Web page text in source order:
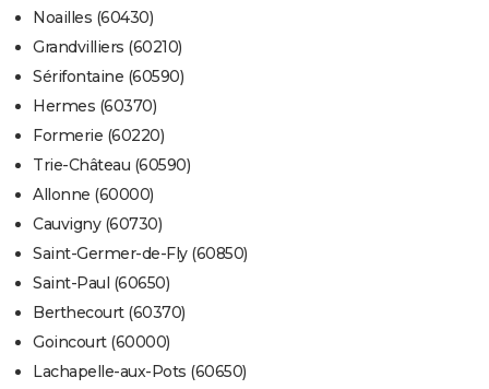
Noailles (60430)
Grandvilliers (60210)
Sérifontaine (60590)
Hermes (60370)
Formerie (60220)
Trie-Château (60590)
Allonne (60000)
Cauvigny (60730)
Saint-Germer-de-Fly (60850)
Saint-Paul (60650)
Berthecourt (60370)
Goincourt (60000)
Lachapelle-aux-Pots (60650)